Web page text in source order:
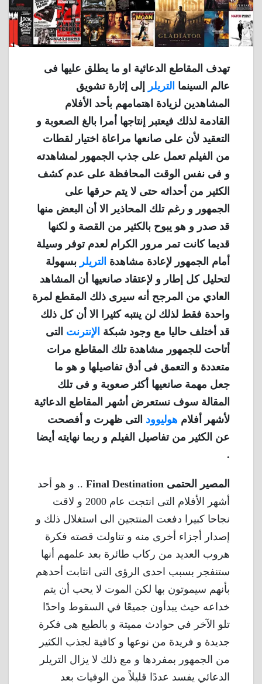
تهدف المقاطع الدعائية او ما يطلق عليها فى
عالم السينما التريلر
إلى إثارة تشويق
المشاهدين لزيادة اهتمامهم بأحد الأفلام
القادمة لذلك فيعتبر إنتاجها أمرا بالغ الصعوبة و
التعقيد لأن على صانعها مراعاة اختيار لقطات
من الفيلم تعمل على جذب الجمهور لمشاهدته
و فى نفس الوقت المحافظة على عدم كشف
الكثير من أحداثه حتى لا يتم حرقها على
الجمهور و رغم تلك المحاذير الا أن البعض منها
قد صدر و هو يبوح بالكثير من القصة و لكنها
قديما كانت تمر مرور الكرام لعدم توفر وسيلة
أمام الجمهور لإعادة مشاهدة التريلر بسهولة
لتحليل كل إطار و لإعتقاد صانعيها أن المشاهد
العادي من المرجح أنه سيرى ذلك المقطع لمرة
واحدة فقط لذلك لن ينتبه كثيرا الا أن كل ذلك
قد أختلف حاليا مع وجود شبكة الإنترنت التى
أتاحت للجمهور مشاهدة تلك المقاطع مرات
متعددة و التعمق فى أدق تفاصيلها و هو ما
جعل مهمة صانعيها أكثر صعوبة و فى تلك
المقالة سوف نستعرض أشهر المقاطع الدعائية
لأشهر أفلام هوليوود التى ظهرت و أفصحت
عن الكثير من تفاصيل الفيلم و ربما نهايته أيضا
.
المصير الحتمى Final Destination
.. و هو أحد
أشهر الأفلام التى انتجت عام 2000 و لاقت
نجاحا كبيرا دفعت المنتجين الى استغلال ذلك و
إصدار أجزاء أخرى منه و تناولت قصته فكرة
هروب العديد من ركاب طائرة بعد علمهم أنها
ستنفجر بسبب احدى الرؤى التى انتابت أحدهم
بأنهم سيموتون بها لكن الموت لا يحب أن يتم
خداعه حيث يبدأون جميعًا في السقوط واحدًا
تلو الآخر في حوادث مميتة و بالطبع هى فكرة
جديدة و فريدة من نوعها و كافية لجذب الكثير
من الجمهور بمفردها و مع ذلك لا يزال التريلر
الدعائي يفسد عددًا قليلاً من الوفيات بعد